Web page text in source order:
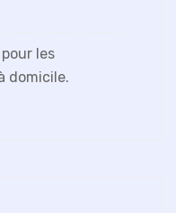
les
domicile.